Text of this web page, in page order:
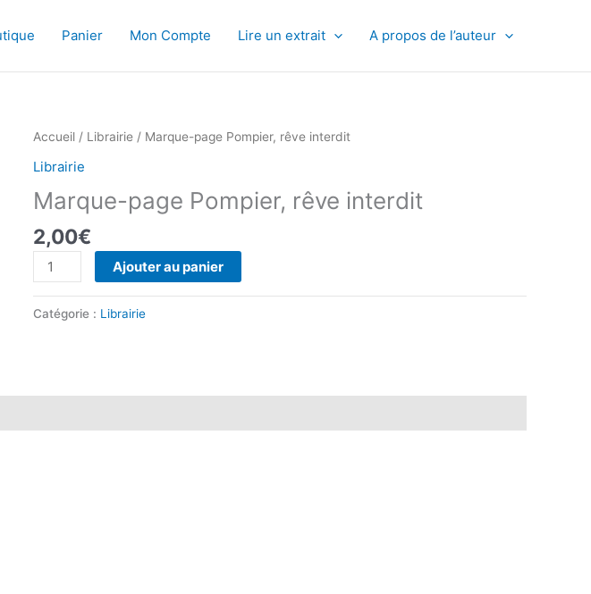
Panier Mon Compte Lire un extrait A propos de l’auteur
Accueil / Librairie / Marque-page Pompier, rêve interdit
Librairie
Marque-page Pompier, rêve interdit
2,00€
quantité
de
page
Ajouter au panier
Catégorie : Librairie